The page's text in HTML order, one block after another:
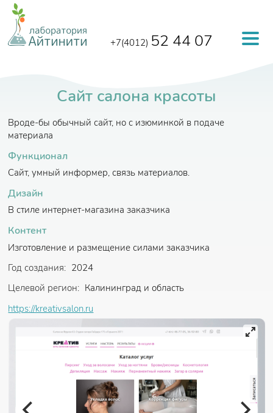
Перейти к основному содержанию
+7(4012) 52 44 07
Сайт салона красоты
Вроде-бы обычный сайт, но с изюминкой в подаче
материала
Функционал
Сайт, умный информер, связь материалов.
Дизайн
В стиле интернет-магазина заказчика
Контент
Изготовление и размещение силами заказчика
Год создания: 2024
Целевой регион: Калининград и область
https://kreativsalon.ru